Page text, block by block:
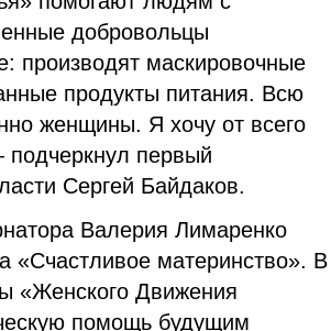
добровольцы
производят маскировочные
продукты питания. Всю
женщины. Я хочу от всего
подчеркнул первый
Сергей Байдаков.
Валерия Лимаренко
«Счастливое материнство». В
«Женского Движения
помощь будущим